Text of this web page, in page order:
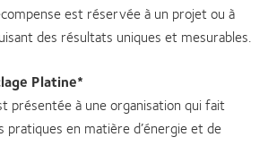
est réservée à un projet ou à
des résultats uniques et mesurables.
Platine*
présentée à une organisation qui fait
pratiques en matière d’énergie et de